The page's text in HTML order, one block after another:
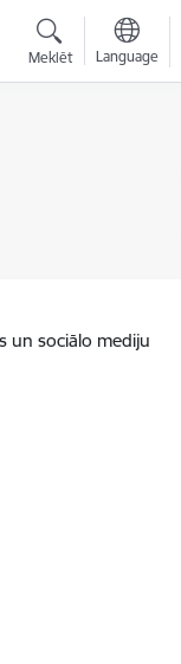
Meklēt Language
un sociālo mediju